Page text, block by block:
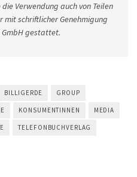
Verwendung auch von Teilen
mit schriftlicher Genehmigung
gestattet.
BILLIGERDE GROUP
KONSUMENTINNEN MEDIA
TELEFONBUCHVERLAG